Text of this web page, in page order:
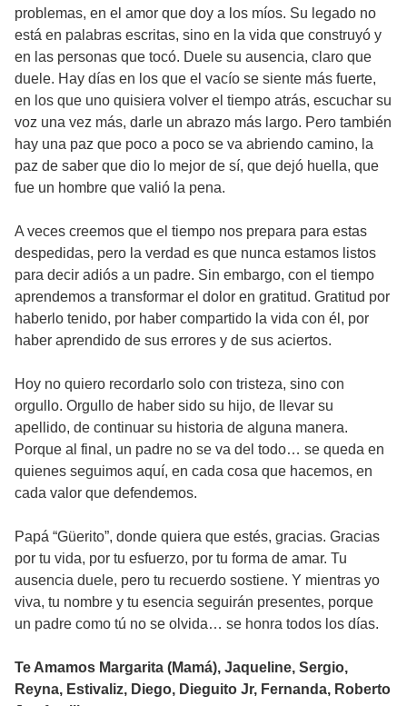
problemas, en el amor que doy a los míos. Su legado no
está en palabras escritas, sino en la vida que construyó y
en las personas que tocó. Duele su ausencia, claro que
duele. Hay días en los que el vacío se siente más fuerte,
en los que uno quisiera volver el tiempo atrás, escuchar su
voz una vez más, darle un abrazo más largo. Pero también
hay una paz que poco a poco se va abriendo camino, la
paz de saber que dio lo mejor de sí, que dejó huella, que
fue un hombre que valió la pena.
A veces creemos que el tiempo nos prepara para estas
despedidas, pero la verdad es que nunca estamos listos
para decir adiós a un padre. Sin embargo, con el tiempo
aprendemos a transformar el dolor en gratitud. Gratitud por
haberlo tenido, por haber compartido la vida con él, por
haber aprendido de sus errores y de sus aciertos.
Hoy no quiero recordarlo solo con tristeza, sino con
orgullo. Orgullo de haber sido su hijo, de llevar su
apellido, de continuar su historia de alguna manera.
Porque al final, un padre no se va del todo… se queda en
quienes seguimos aquí, en cada cosa que hacemos, en
cada valor que defendemos.
Papá “Güerito”, donde quiera que estés, gracias. Gracias
por tu vida, por tu esfuerzo, por tu forma de amar. Tu
ausencia duele, pero tu recuerdo sostiene. Y mientras yo
viva, tu nombre y tu esencia seguirán presentes, porque
un padre como tú no se olvida… se honra todos los días.
Te Amamos Margarita (Mamá), Jaqueline, Sergio,
Reyna, Estivaliz, Diego, Dieguito Jr, Fernanda, Roberto